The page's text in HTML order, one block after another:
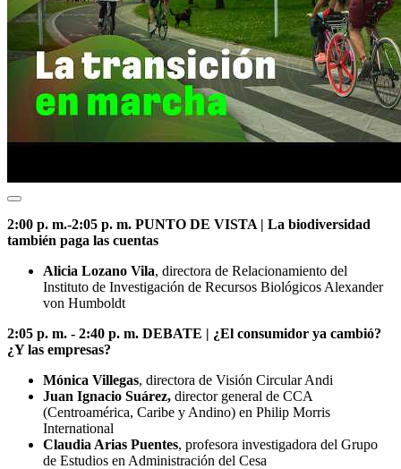
2:00 p. m.-2:05 p. m. PUNTO DE VISTA | La biodiversidad
también paga las cuentas
Alicia Lozano Vila, directora de Relacionamiento del
Instituto de Investigación de Recursos Biológicos Alexander
von Humboldt
2:05 p. m. - 2:40 p. m. DEBATE | ¿El consumidor ya cambió?
¿Y las empresas?
Mónica Villegas, directora de Visión Circular Andi
Juan Ignacio Suárez, director general de CCA
(Centroamérica, Caribe y Andino) en Philip Morris
International
Claudia Arias Puentes, profesora investigadora del Grupo
de Estudios en Administración del Cesa